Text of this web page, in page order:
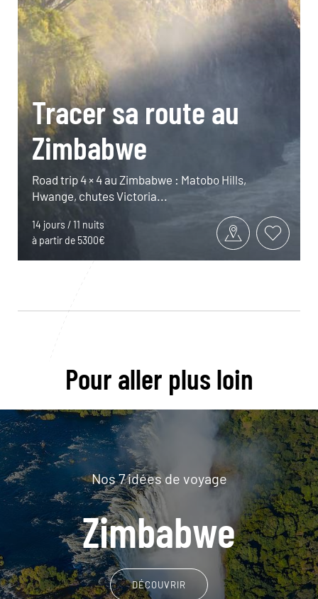
Tracer sa route au
Zimbabwe
Road trip 4 × 4 au Zimbabwe : Matobo Hills,
Hwange, chutes Victoria...
14 jours / 11 nuits
à partir de 5300€
Pour aller plus loin
Nos 7 idées de voyage
Zimbabwe
DÉCOUVRIR